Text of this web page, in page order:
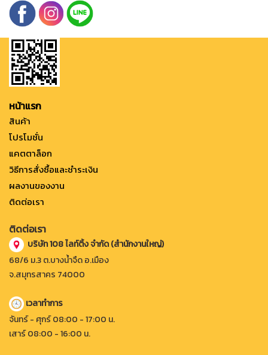
หน้าแรก
สินค้า
โปรโมชั่น
แคตตาล็อก
วิธีการสั่งซื้อและชำระเงิน
ผลงานของงาน
ติดต่อเรา
ติดต่อเรา
บริษัท 108 ไลท์ติ้ง จำกัด (สำนักงานใหญ่)
68/6 ม.3 ต.บางน้ำจืด อ.เมือง
จ.สมุทรสาคร 74000
เวลาทำการ
จันทร์ - ศุกร์ 08:00 - 17:00 น.
เสาร์ 08:00 - 16:00 น.